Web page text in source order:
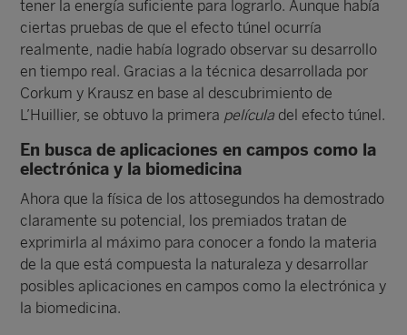
tener la energía suficiente para lograrlo. Aunque había
ciertas pruebas de que el efecto túnel ocurría
realmente, nadie había logrado observar su desarrollo
en tiempo real. Gracias a la técnica desarrollada por
Corkum y Krausz en base al descubrimiento de
L’Huillier, se obtuvo la primera película del efecto túnel.
En busca de aplicaciones en campos como la
electrónica y la biomedicina
Ahora que la física de los attosegundos ha demostrado
claramente su potencial, los premiados tratan de
exprimirla al máximo para conocer a fondo la materia
de la que está compuesta la naturaleza y desarrollar
posibles aplicaciones en campos como la electrónica y
la biomedicina.